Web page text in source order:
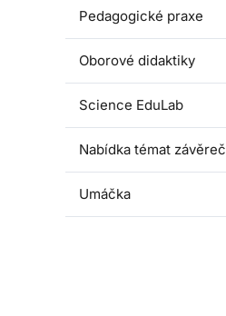
Pedagogické praxe
Oborové didaktiky
Science EduLab
Nabídka témat
Umáčka